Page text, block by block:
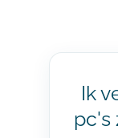
Ik
pc's